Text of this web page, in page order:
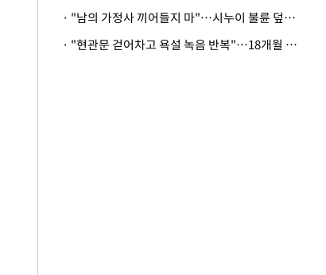
· "남의 가정사 끼어들지 마"…시누이 불륜 덮으려는 남편에 억울한 아내
· "현관문 걷어차고 욕설 녹음 반복"…18개월 아기 키우는 집 뒤흔든 '앞집의 비극'